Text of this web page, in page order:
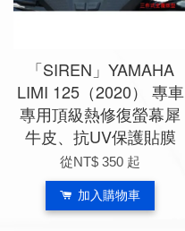
「SIREN」YAMAHA
LIMI 125（2020） 專車
專用頂級熱修復螢幕犀
牛皮、抗UV保護貼膜
從NT$ 350 起
加入購物車